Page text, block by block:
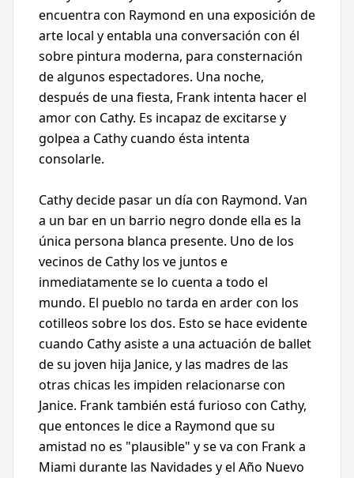
encuentra con Raymond en una exposición de
arte local y entabla una conversación con él
sobre pintura moderna, para consternación
de algunos espectadores. Una noche,
después de una fiesta, Frank intenta hacer el
amor con Cathy. Es incapaz de excitarse y
golpea a Cathy cuando ésta intenta
consolarle.
Cathy decide pasar un día con Raymond. Van
a un bar en un barrio negro donde ella es la
única persona blanca presente. Uno de los
vecinos de Cathy los ve juntos e
inmediatamente se lo cuenta a todo el
mundo. El pueblo no tarda en arder con los
cotilleos sobre los dos. Esto se hace evidente
cuando Cathy asiste a una actuación de ballet
de su joven hija Janice, y las madres de las
otras chicas les impiden relacionarse con
Janice. Frank también está furioso con Cathy,
que entonces le dice a Raymond que su
amistad no es "plausible" y se va con Frank a
Miami durante las Navidades y el Año Nuevo